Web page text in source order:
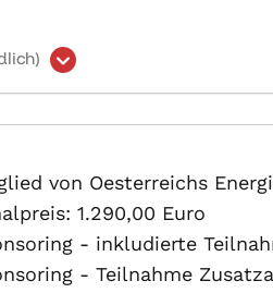
von Oesterreichs
1.290,00 Euro
- inkludierte
- Teilnahme